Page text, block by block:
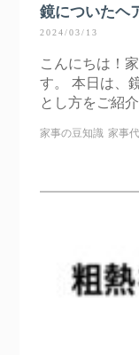
鏡についたヘ
2024/03/13
こんにちは！
す。 本日は、
とし方をご紹
家事の豆知識 家事